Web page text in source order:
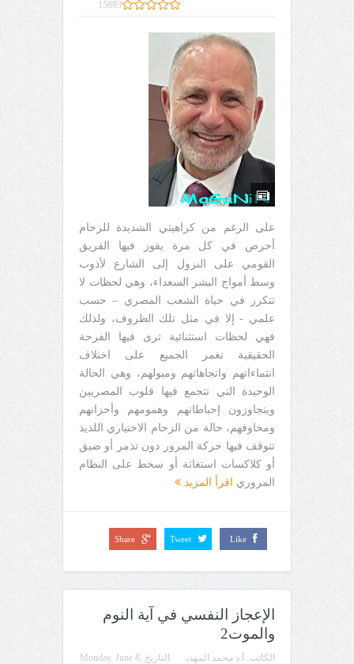
15893
على الرغم من كراهيتي الشديدة للزحام
أحرص في كل مرة يفوز فيها الفريق
القومي على النزول إلى الشارع لأذوب
وسط أمواج البشر السعداء، وهي لحظات لا
تتكرر في حياة الشعب المصري – حسب
علمي - إلا في مثل تلك الظروف، ولذلك
فهي لحظات استثنائية ترى فيها الفرحة
الحقيقية تغمر الجميع على اختلاف
انتماءاتهم واتجاهاتهم وميولهم، وهي الحالة
الوحيدة التي تتجمع فيها قلوب المصريين
ويتجاوزون إحباطاتهم وهمومهم وأحزانهم
ومخاوفهم، حالة من الزحام الاختياري اللذيذ
تتوقف فيها حركة المرور دون تذمر أو ضيق
أو كلاكسات استغاثة أو سخط على النظام
المروري
اقرأ المزيد
Like
Tweet
Share
الإعجاز النفسي في آية النوم
والموت2
الكاتب: أ.د محمد المهدي التاريخ Monday, June 8,